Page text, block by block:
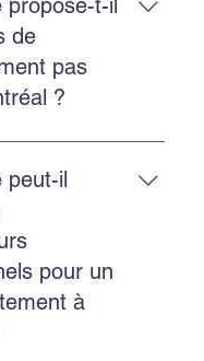
de bacs
propose-t-il
de
pas
?
des solutions
transparentes,
qualité-prix et
peut-il
pour un
à